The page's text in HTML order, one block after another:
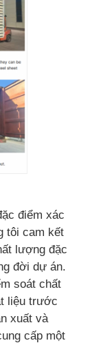
điểm xác
tôi cam kết
lượng đặc
đời dự án.
soát chất
liệu trước
xuất và
cấp một